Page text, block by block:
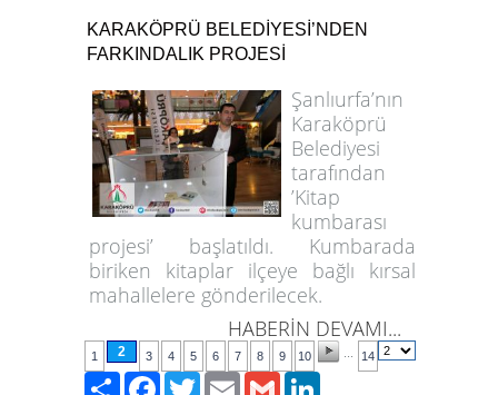
KARAKÖPRÜ BELEDİYESİ’NDEN
FARKINDALIK PROJESİ
Şanlıurfa’nın
Karaköprü
Belediyesi
tarafından
’Kitap
kumbarası
projesi’ başlatıldı. Kumbarada
biriken kitaplar ilçeye bağlı kırsal
mahallelere gönderilecek.
HABERİN DEVAMI...
1 2 3 4 5 6 7 8 9 10 14
PaylaşFacebook
TwitterEmailGmail LinkedIn